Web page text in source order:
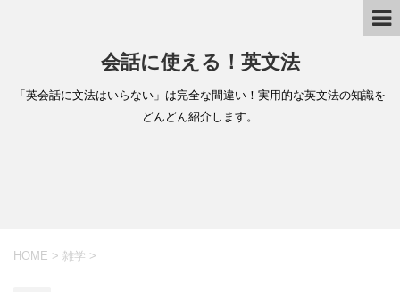
会話に使える！英文法
「英会話に文法はいらない」は完全な間違い！実用的な英文法の知識を
どんどん紹介します。
HOME > 雑学 >